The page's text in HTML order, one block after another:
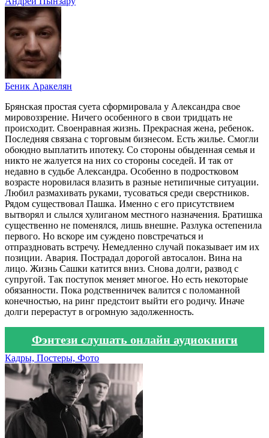
Беник Аракелян
Брянская простая суета сформировала у Александра свое
мировоззрение. Ничего особенного в свои тридцать не
происходит. Своенравная жизнь. Прекрасная жена, ребенок.
Последняя связана с торговым бизнесом. Есть жилье. Смогли
обоюдно выплатить ипотеку. Со стороны обыденная семья и
никто не жалуется на них со стороны соседей. И так от
недавно в судьбе Александра. Особенно в подростковом
возрасте норовилася влазить в разные нетипичные ситуации.
Любил размахивать руками, тусоваться среди сверстников.
Рядом существовал Пашка. Именно с его присутствием
вытворял и слылся хулиганом местного назначения. Братишка
существенно не поменялся, лишь внешне. Разлука остепенила
первого. Но вскоре им суждено повстречаться и
отпраздновать встречу. Немедленно случай показывает им их
позиции. Авария. Пострадал дорогой автосалон. Вина на
лицо. Жизнь Сашки катится вниз. Снова долги, развод с
супругой. Так поступок меняет многое. Но есть некоторые
обязанности. Пока родственничек валится с поломанной
конечностью, на ринг предстоит выйти его родичу. Иначе
долги перерастут в огромную задолженность.
Фэнтези слушать онлайн аудиокниги
Кадры, Постеры, Фото